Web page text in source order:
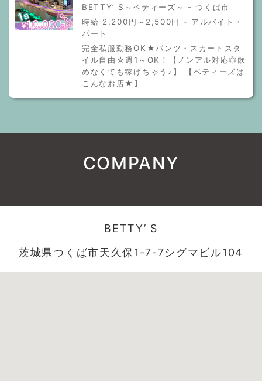
BETTY’ S～ベティーズ～ - つくば市
時給 2,200円～2,500円 - アルバイト・
パート
完全私服勤務OK★パンツ・スカートスタ
イル自由☆週1～OK！【ノンアル対応◎飲
めなくても稼げちゃう♪】 【ベティーズは
こんなお店★】
COMPANY
BETTY’ S
茨城県つくば市天久保1-7-7シグマビル104